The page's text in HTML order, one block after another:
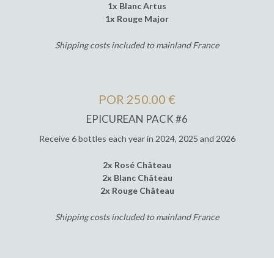
1x Blanc Artus
1x Rouge Major
Shipping costs included to mainland France
POR 250.00 €
EPICUREAN PACK #6
Receive 6 bottles each year in 2024, 2025 and 2026
2x Rosé Château
2x Blanc Château
2x Rouge Château
Shipping costs included to mainland France